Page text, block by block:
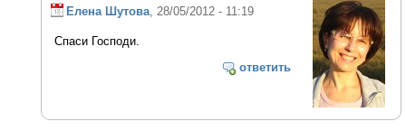
Елена Шутова, 28/05/2012 - 11:19
Спаси Господи.
ответить